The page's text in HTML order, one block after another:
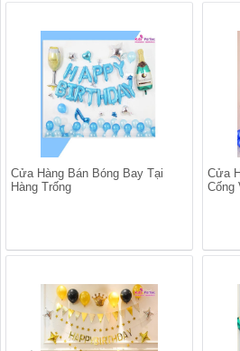
Cửa Hàng Bán Bóng Bay Tại
Hàng Trống
Cửa
Cống